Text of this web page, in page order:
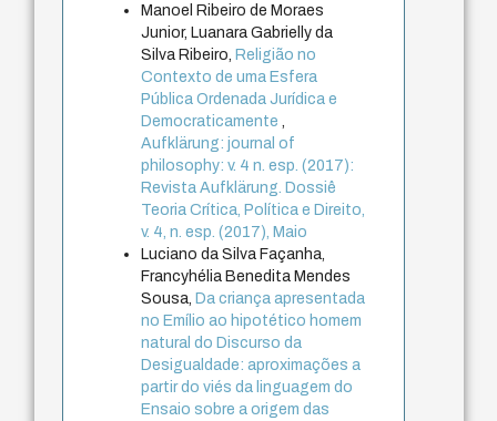
Manoel Ribeiro de Moraes
Junior, Luanara Gabrielly da
Silva Ribeiro,Religião no
Contexto de uma Esfera
Pública Ordenada Jurídica e
Democraticamente
Aufklärung: journal of
philosophy: v. 4 n. esp. (2017):
Revista Aufklärung. Dossiê
Teoria Crítica, Política e Direito,
v. 4, n. esp. (2017), Maio
Luciano da Silva Façanha,
Francyhélia Benedita Mendes
Sousa,Da criança apresentada
no Emílio ao hipotético homem
natural do Discurso da
Desigualdade: aproximações a
partir do viés da linguagem do
Ensaio sobre a origem das